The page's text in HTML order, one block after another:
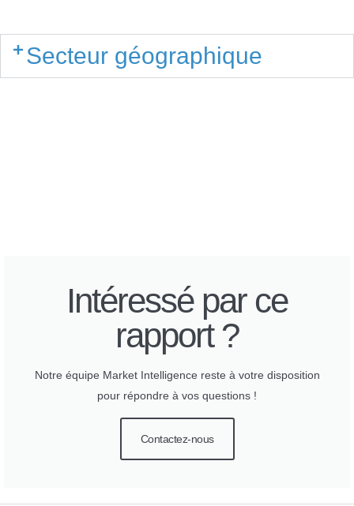
Secteur géographique
Intéressé par ce
rapport ?
Notre équipe Market Intelligence reste à votre disposition
pour répondre à vos questions !
Contactez-nous